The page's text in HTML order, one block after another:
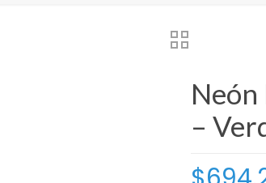
Neón
–